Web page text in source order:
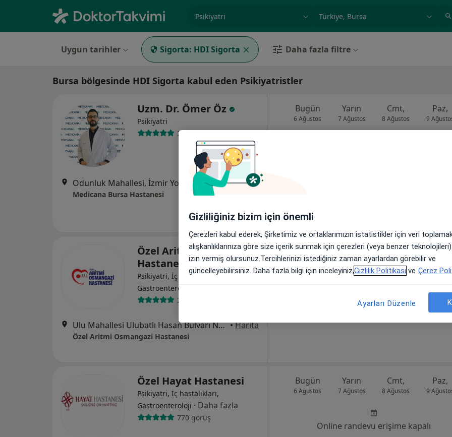
Uygun tarihler Sigorta: HDI Sigorta Daha fazla filtre
Bursa bölgesinde HDI Sigorta kabul eden Psikiyatristler
Uzm. Dr. Ömer Öz
Psikiyatri
2 görüş
Odunluk Mahallesi, İzmir Yolu Cd No:41, Nilüfer •Harita
Medicana Bursa Hastanesi
Bugün
6 Ağustos
Yarın
7 Ağustos
Cmt,
8 Ağustos
Paz,
9
Özel Aritmi Osmangazi
Hastanesi
Psikiyatri, İç hastalıkları,
Gastroenteroloji
212 görüş
Ulu Mahallesi Ulubatlı Hasan Bulvarı No:48-62, Osmangazi •Harita
Özel Aritmi Osmangazi Hastanesi
Bugün
6 Ağustos
Yarın
7 Ağustos
Cmt,
8 Ağustos
Paz,
9 Ağustos
Online randevu erişime kapalı
Özel Hayat Hastanesi
Psikiyatri, İç hastalıkları,
Gastroenteroloji · Daha fazla
770 görüş
Bugün
6 Ağustos
Yarın
7 Ağustos
Cmt,
8 Ağustos
Paz,
9
Online randevu erişime kapalı
Gizliliğiniz bizim için önemli
Çerezleri kabul ederek, Şirketimiz ve ortaklarımızın istatistikler için veri
alışkanlıklarınıza göre size içerik sunmak için çerezleri (veya benzer
izin vermiş olursunuz.Tercihlerinizi istediğiniz zaman ayarlardan görebilir ve
güncelleyebilirsiniz. Daha fazla bilgi için inceleyiniz,Gizlilik Politikası ve Çerez
Ayarları Düzenle